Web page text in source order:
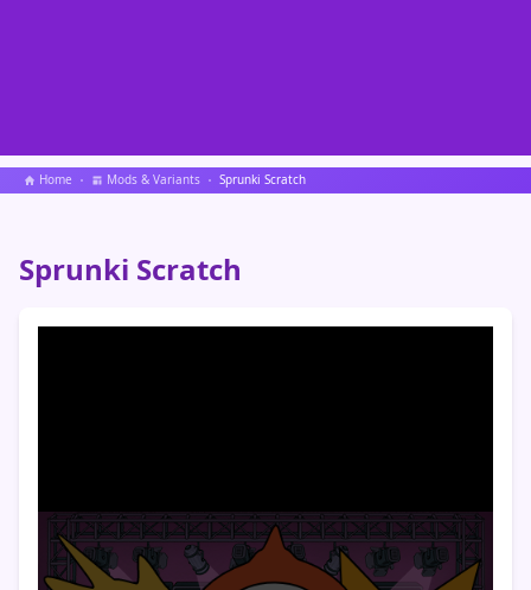
Home Mods & Variants Sprunki Scratch
Sprunki Scratch